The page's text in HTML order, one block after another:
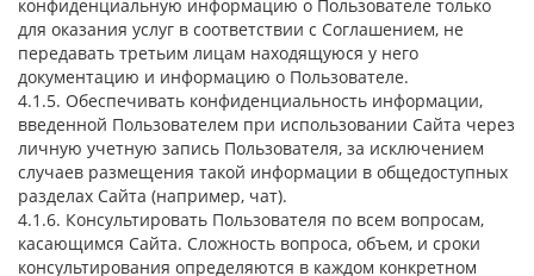
конфиденциальную информацию о Пользователе только
для оказания услуг в соответствии с Соглашением, не
передавать третьим лицам находящуюся у него
документацию и информацию о Пользователе.
4.1.5. Обеспечивать конфиденциальность информации,
введенной Пользователем при использовании Сайта через
личную учетную запись Пользователя, за исключением
случаев размещения такой информации в общедоступных
разделах Сайта (например, чат).
4.1.6. Консультировать Пользователя по всем вопросам,
касающимся Сайта. Сложность вопроса, объем, и сроки
консультирования определяются в каждом конкретном